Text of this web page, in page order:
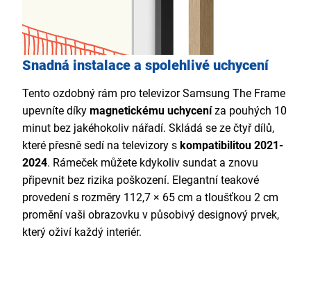
Snadná instalace a spolehlivé uchycení
Tento ozdobný rám pro televizor Samsung The Frame
upevníte díky magnetickému uchyceníza pouhých 10
minut bez jakéhokoliv nářadí. Skládá se ze čtyř dílů,
které přesně sedí na televizory s kompatibilitou 2021-
2024. Rámeček můžete kdykoliv sundat a znovu
připevnit bez rizika poškození. Elegantní teakové
provedení s rozměry 112,7 × 65 cm a tloušťkou 2 cm
promění vaši obrazovku v působivý designový prvek,
který oživí každý interiér.